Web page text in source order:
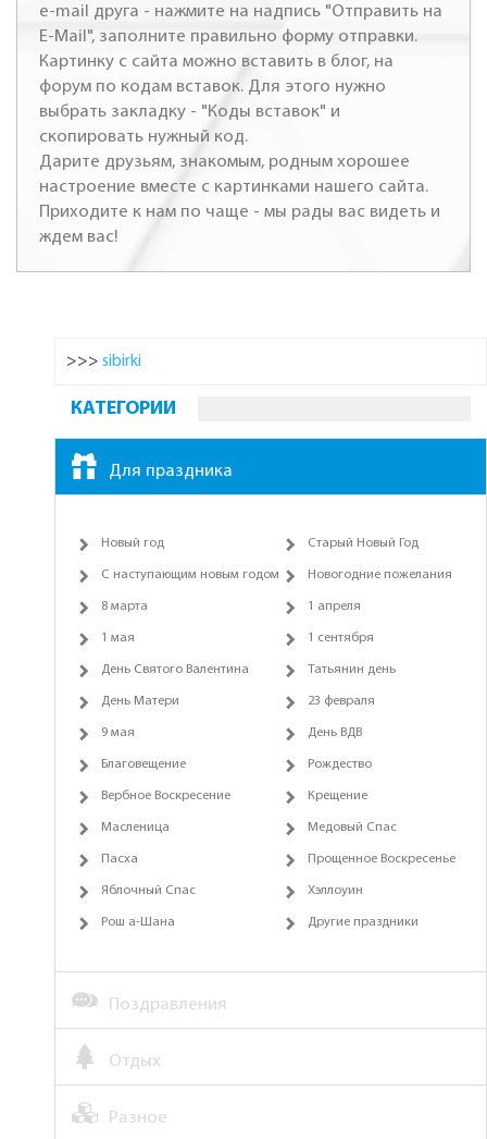
e-mail друга - нажмите на надпись "Отправить на
E-Mail", заполните правильно форму отправки.
Картинку с сайта можно вставить в блог, на
форум по кодам вставок. Для этого нужно
выбрать закладку - "Коды вставок" и
скопировать нужный код.
Дарите друзьям, знакомым, родным хорошее
настроение вместе с картинками нашего сайта.
Приходите к нам по чаще - мы рады вас видеть и
ждем вас!
>>> sibirki
КАТЕГОРИИ
Для праздника
Новый год Старый Новый Год
С наступающим новым годом Новогодние пожелания
8 марта 1 апреля
1 мая 1 сентября
День Святого Валентина Татьянин день
День Матери 23 февраля
9 мая День ВДВ
Благовещение Рождество
Вербное Воскресение Крещение
Масленица Медовый Спас
Пасха Прощенное Воскресенье
Яблочный Спас Хэллоуин
Рош а-Шана Другие праздники
Поздравления
Отдых
Разное